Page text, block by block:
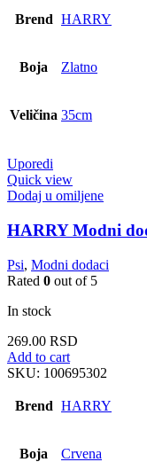
Brend HARRY
Boja Zlatno
Veličina 35cm
Uporedi
Quick view
Dodaj u omiljene
HARRY Modni
Psi, Modni dodaci
Rated 0 out of 5
In stock
269.00 RSD
Add to cart
SKU: 100695302
Brend HARRY
Boja Crvena